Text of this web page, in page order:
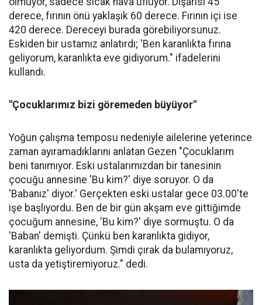
derece, fırının önü yaklaşık 60 derece. Fırının içi ise
420 derece. Dereceyi burada görebiliyorsunuz.
Eskiden bir ustamız anlatırdı; 'Ben karanlıkta fırına
geliyorum, karanlıkta eve gidiyorum." ifadelerini
kullandı.
"Çocuklarımız bizi göremeden büyüyor"
Yoğun çalışma temposu nedeniyle ailelerine yeterince
zaman ayıramadıklarını anlatan Gezen "Çocuklarım
beni tanımıyor. Eski ustalarımızdan bir tanesinin
çocuğu annesine 'Bu kim?' diye soruyor. O da
'Babanız' diyor.' Gerçekten eski ustalar gece 03.00'te
işe başlıyordu. Ben de bir gün akşam eve gittiğimde
çocuğum annesine, 'Bu kim?' diye sormuştu. O da
'Baban' demişti. Çünkü ben karanlıkta gidiyor,
karanlıkta geliyordum. Şimdi çırak da bulamıyoruz,
usta da yetiştiremiyoruz." dedi.